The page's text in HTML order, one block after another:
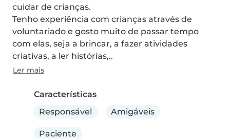
cuidar de crianças.
Tenho experiência com crianças através de
voluntariado e gosto muito de passar tempo
com elas, seja a brincar, a fazer atividades
criativas, a ler histórias,..
Ler mais
Características
Responsável
Amigáveis
Paciente